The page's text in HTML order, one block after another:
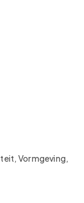
Vormgeving,